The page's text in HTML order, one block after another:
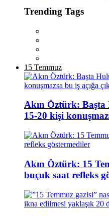
Trending Tags
15 Temmuz
Akın Öztürk:
15-20 kişi
Akın Öztürk: 15
buçuk saat refleks